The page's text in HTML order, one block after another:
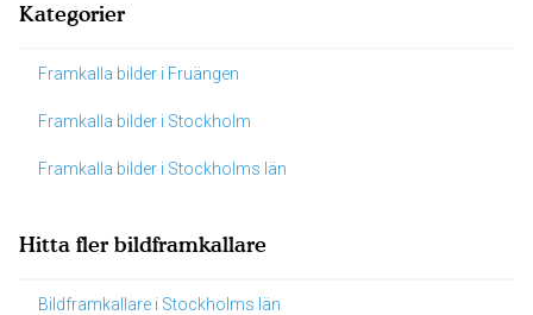
Kategorier
Framkalla bilder i Fruängen
Framkalla bilder i Stockholm
Framkalla bilder i Stockholms län
Hitta fler bildframkallare
Bildframkallare i Stockholms län